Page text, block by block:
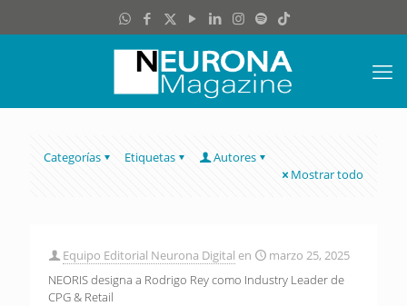
Categorías Etiquetas
Autores
Mostrar todo
Equipo Editorial Neurona Digital en
marzo 25, 2025
NEORIS designa a Rodrigo Rey como Industry Leader de
CPG & Retail